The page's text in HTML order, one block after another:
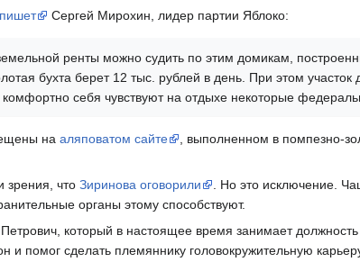
пишет Сергей Мирохин, лидер партии Яблоко:
ренты можно судить по этим домикам,
бухта берет 12 тыс. рублей в день. При этом
комфортно себя чувствуют на отдыхе некоторые
на аляповатом сайте , выполненном в помпезно-
зрения, что Зиринова оговорили
. Но это исключение.
органы этому способствуют.
который в настоящее время занимает
и помог сделать племяннику головокружительную